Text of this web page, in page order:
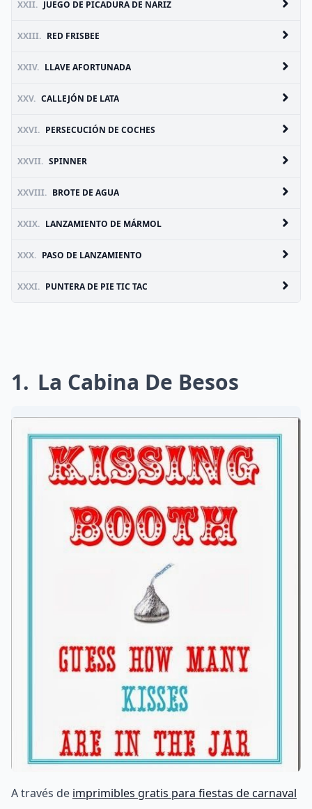
XXII. JUEGO DE PICADURA DE NARIZ
XXIII. RED FRISBEE
XXIV. LLAVE AFORTUNADA
XXV. CALLEJÓN DE LATA
XXVI. PERSECUCIÓN DE COCHES
XXVII. SPINNER
XXVIII. BROTE DE AGUA
XXIX. LANZAMIENTO DE MÁRMOL
XXX. PASO DE LANZAMIENTO
XXXI. PUNTERA DE PIE TIC TAC
1 La Cabina De Besos
A través de imprimibles gratis para fiestas de carnaval